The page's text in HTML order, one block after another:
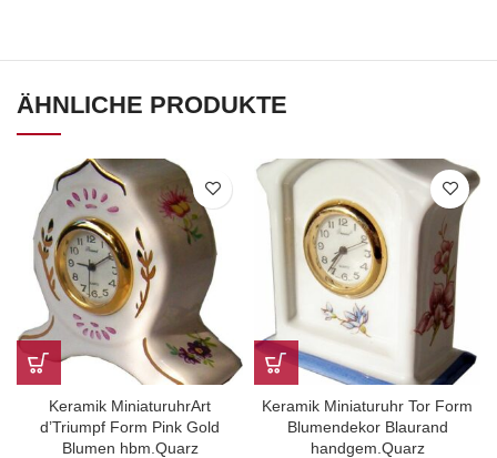
ÄHNLICHE PRODUKTE
Keramik MiniaturuhrArt
d’Triumpf Form Pink Gold
Blumen hbm.Quarz
Keramik Miniaturuhr Tor Form
Blumendekor Blaurand
handgem.Quarz